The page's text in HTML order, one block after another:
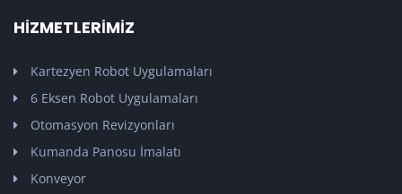
HIZMETLERIMIZ
Kartezyen Robot Uygulamaları
6 Eksen Robot Uygulamaları
Otomasyon Revizyonları
Kumanda Panosu İmalatı
Konveyor